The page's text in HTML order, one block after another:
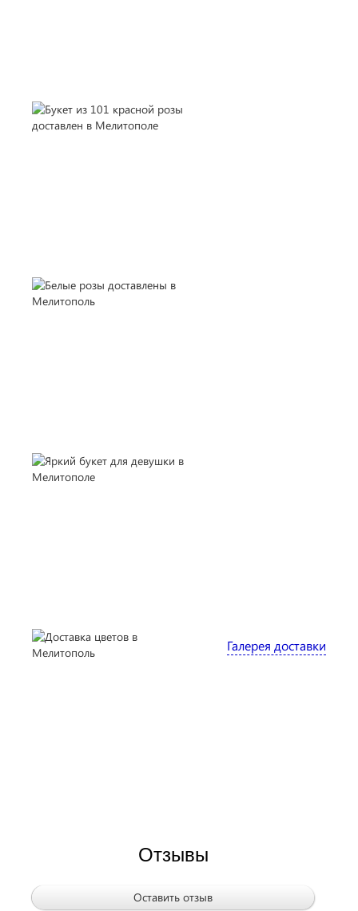
Галерея доставки
Отзывы
Оставить отзыв